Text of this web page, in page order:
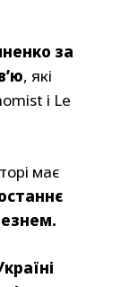
за
, які
і Le
має